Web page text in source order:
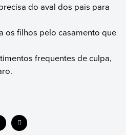
do aval dos pais para
os filhos pelo casamento que
frequentes de culpa,